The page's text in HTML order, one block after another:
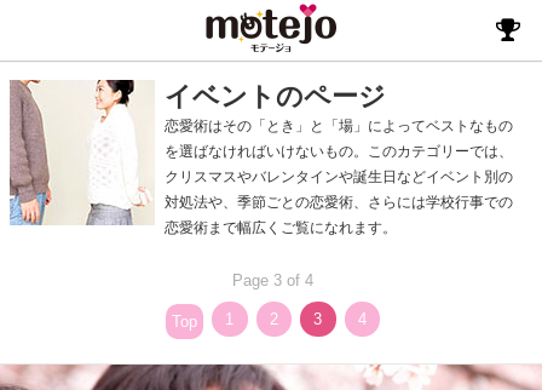
イベントのページ
恋愛術はその「とき」と「場」によってベストなもの
を選ばなければいけないもの。このカテゴリーでは、
クリスマスやバレンタインや誕生日などイベント別の
対処法や、季節ごとの恋愛術、さらには学校行事での
恋愛術まで幅広くご覧になれます。
Page 3 of 4
Top 1 2 3 4